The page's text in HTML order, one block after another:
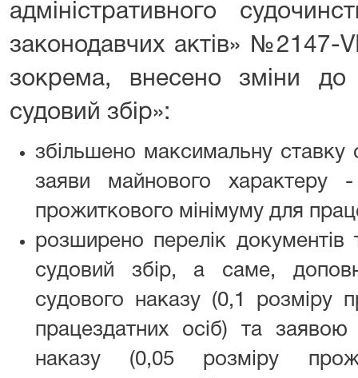
адміністративного
законодавчих актів» №2147-
зокрема, внесено зміни
судовий збір»:
збільшено максимальну ставку
заяви майнового
прожиткового мінімуму для
розширено перелік документів
судовий збір, а саме,
судового наказу (0,1 розміру
працездатних осіб) та
наказу (0,05 розміру